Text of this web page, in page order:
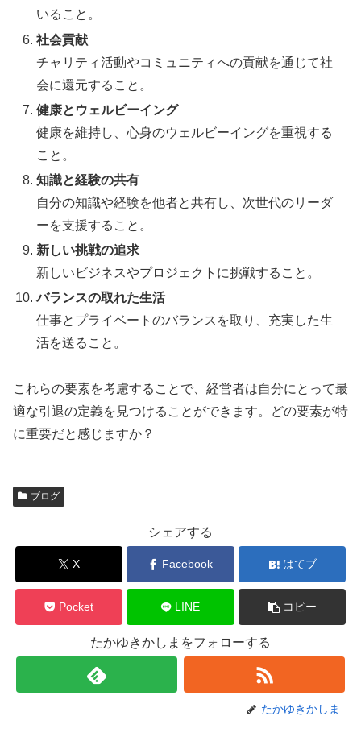
いること。
社会貢献
チャリティ活動やコミュニティへの貢献を通じて社
会に還元すること。
健康とウェルビーイング
健康を維持し、心身のウェルビーイングを重視する
こと。
知識と経験の共有
自分の知識や経験を他者と共有し、次世代のリーダ
ーを支援すること。
新しい挑戦の追求
新しいビジネスやプロジェクトに挑戦すること。
バランスの取れた生活
仕事とプライベートのバランスを取り、充実した生
活を送ること。
これらの要素を考慮することで、経営者は自分にとって最
適な引退の定義を見つけることができます。どの要素が特
に重要だと感じますか？
ブログ
シェアする
X Facebook はてブ
Pocket LINE コピー
たかゆきかしまをフォローする
たかゆきかしま